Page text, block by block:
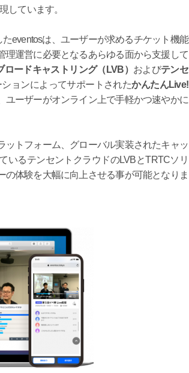
しています。
eventosは、ユーザーが求めるチケット機能
運営に必要となるあらゆる面から支援して
ードキャストリング（LVB） およびテンセ
ションによってサポートされたかんたんLive!
ーザーがオンライン上で手軽かつ速やかに
トフォーム、グローバル実装されたキャッ
いるテンセントクラウドのLVBとTRTCソリ
体験を大幅に向上させる事が可能となりま